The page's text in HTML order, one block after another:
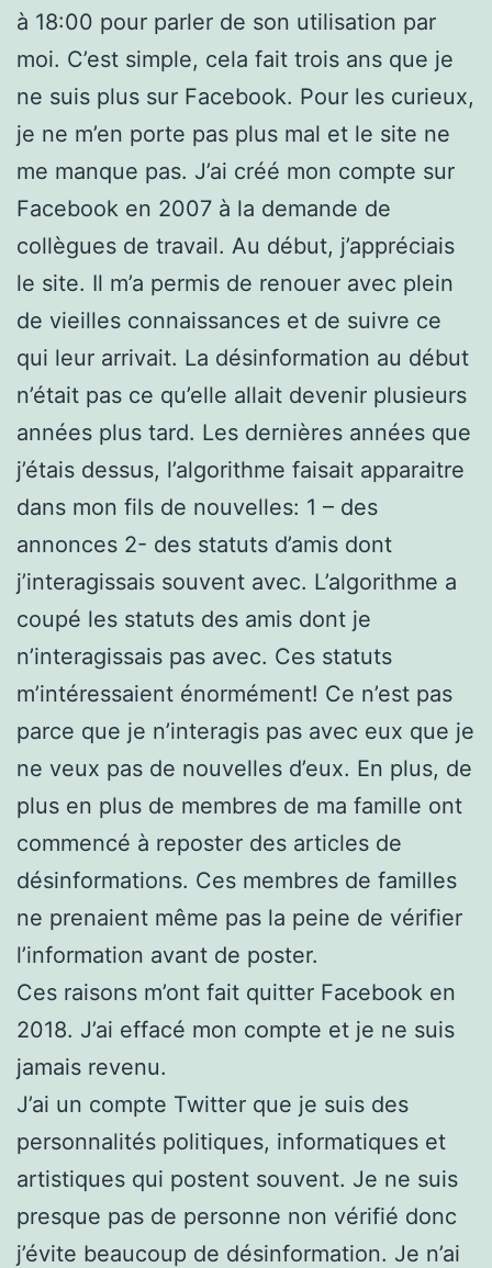
à 18:00 pour parler de son utilisation par
moi. C’est simple, cela fait trois ans que je
ne suis plus sur Facebook. Pour les curieux,
je ne m’en porte pas plus mal et le site ne
me manque pas. J’ai créé mon compte sur
Facebook en 2007 à la demande de
collègues de travail. Au début, j’appréciais
le site. Il m’a permis de renouer avec plein
de vieilles connaissances et de suivre ce
qui leur arrivait. La désinformation au début
n’était pas ce qu’elle allait devenir plusieurs
années plus tard. Les dernières années que
j’étais dessus, l’algorithme faisait apparaitre
dans mon fils de nouvelles: 1 – des
annonces 2- des statuts d’amis dont
j’interagissais souvent avec. L’algorithme a
coupé les statuts des amis dont je
n’interagissais pas avec. Ces statuts
m’intéressaient énormément! Ce n’est pas
parce que je n’interagis pas avec eux que je
ne veux pas de nouvelles d’eux. En plus, de
plus en plus de membres de ma famille ont
commencé à reposter des articles de
désinformations. Ces membres de familles
ne prenaient même pas la peine de vérifier
l’information avant de poster.
Ces raisons m’ont fait quitter Facebook en
2018. J’ai effacé mon compte et je ne suis
jamais revenu.
J’ai un compte Twitter que je suis des
personnalités politiques, informatiques et
artistiques qui postent souvent. Je ne suis
presque pas de personne non vérifié donc
j’évite beaucoup de désinformation. Je n’ai